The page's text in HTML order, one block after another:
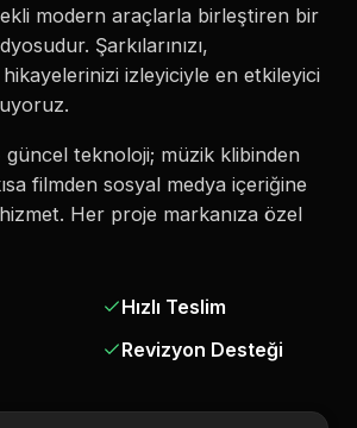
modern araçlarla birleştiren bir
Şarkılarınızı,
hikayelerinizi izleyiciyle en etkileyici
güncel teknoloji; müzik klibinden
filmden sosyal medya içeriğine
Her proje markanıza özel
Hızlı Teslim
Revizyon Desteği